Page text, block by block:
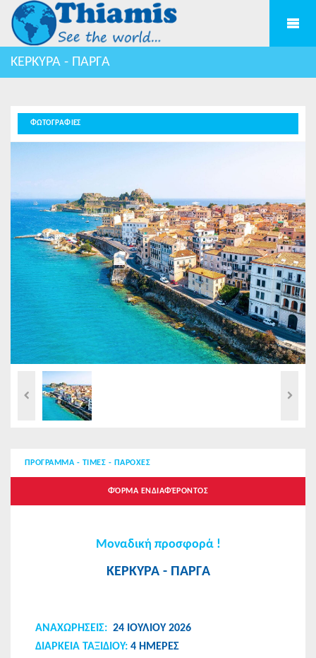
ΚΕΡΚΥΡΑ - ΠΑΡΓΑ
ΦΩΤΟΓΡΑΦΙΕΣ
ΠΡΟΓΡΑΜΜΑ - ΤΙΜΕΣ - ΠΑΡΟΧΕΣ
ΦΌΡΜΑ ΕΝΔΙΑΦΈΡΟΝΤΟΣ
Μοναδική προσφορά !
ΚΕΡΚΥΡΑ - ΠΑΡΓΑ
ΑΝΑΧΩΡΗΣEIΣ: 24 ΙΟΥΛΙΟΥ 2026
ΔΙΑΡΚΕΙΑ ΤΑΞΙΔΙΟΥ: 4 ΗΜΕΡΕΣ